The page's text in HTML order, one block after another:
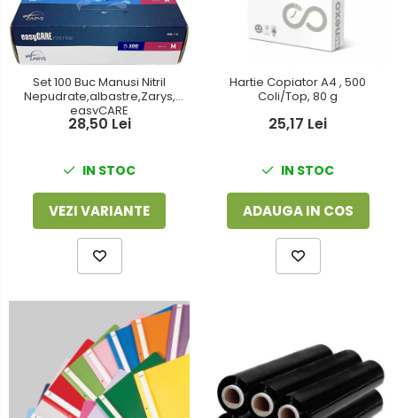
Foarfeci
Lipiciuri
Perforatoare
Suporturi pentru accesorii
Tavite pentru Documente
Tusuri si tusiere
Detergenti vase
Dispensere si consumabile
Europubele
Hartie igienica
Odorizante
Produse din hartie
Prosoape din hartie
Sapunuri si dezinfectanti
Uz universal
Set 100 Buc Manusi Nitril
Nepudrate,albastre,Zarys,
easyCARE
28,50 Lei
IN STOC
VEZI VARIANTE
Hartie Copiator A4 , 500
Coli/Top, 80 g
25,17 Lei
IN STOC
ADAUGA IN COS